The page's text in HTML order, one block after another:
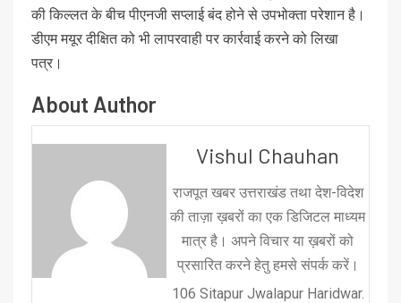
की किल्लत के बीच पीएनजी सप्लाई बंद होने से उपभोक्ता परेशान है।
डीएम मयूर दीक्षित को भी लापरवाही पर कार्रवाई करने को लिखा
पत्र।
About Author
Vishul Chauhan
राजपूत खबर उत्तराखंड तथा देश-विदेश
की ताज़ा ख़बरों का एक डिजिटल माध्यम
मात्र है। अपने विचार या ख़बरों को
प्रसारित करने हेतु हमसे संपर्क करें।
106 Sitapur Jwalapur Haridwar.